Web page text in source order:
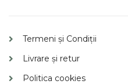
Termeni și Condiții
Livrare și retur
Politica cookies